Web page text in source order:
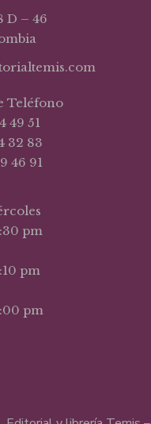
D – 46
Teléfono
49 51
32 83
46 91
pm
pm
pm